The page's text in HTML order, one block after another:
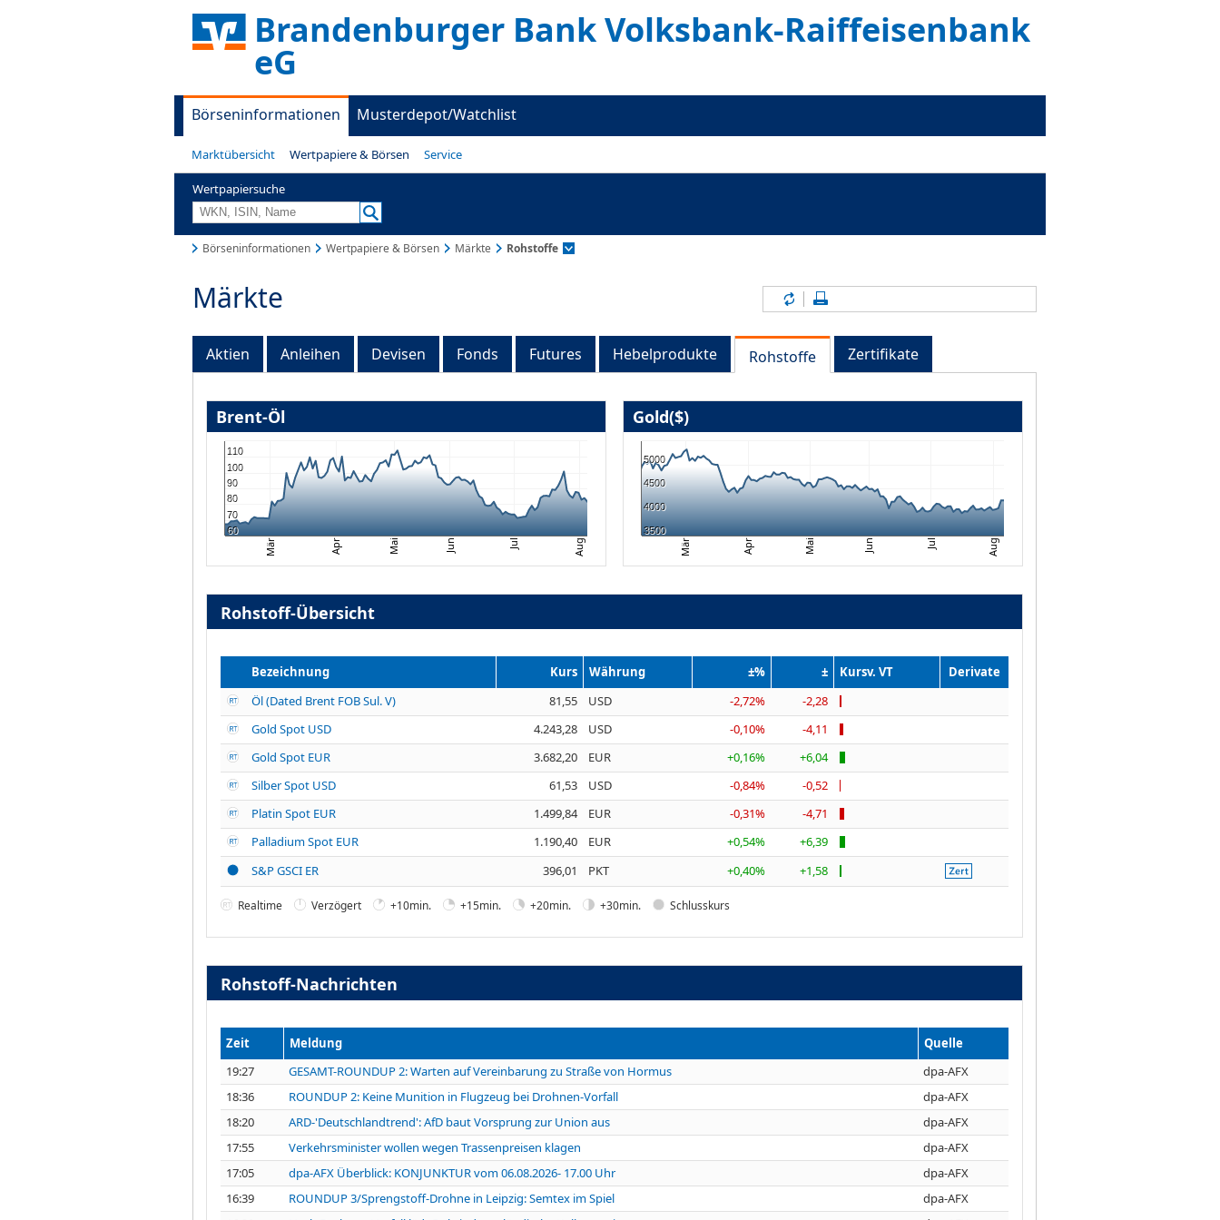
Brandenburger Bank Volksbank-Raiffeisenbank
eG
Börseninformationen Musterdepot/Watchlist
Marktübersicht Wertpapiere & Börsen Service
Wertpapiersuche
Börseninformationen Wertpapiere & Börsen Märkte Rohstoffe
Märkte Inhalte aktualisieren
Aktien Anleihen Devisen Fonds Futures Hebelprodukte Rohstoffe Zertifikate
Brent-Öl
Mär Apr Mai Jun Jul Aug
60
70
80
90
100
110
Gold($)
Mär Apr Mai Jun Jul Aug
3500
4000
4500
5000
Rohstoff-Übersicht
Bezeichnung Kurs Währung ±% ± Kursv. VT
Derivate
Öl (Dated Brent FOB Sul. V)
81,55 USD -2,72%
-2,28
Gold Spot USD
4.243,28 USD -0,10%
-4,11
Gold Spot EUR
3.682,20 EUR +0,16%
+6,04
Silber Spot USD
61,53 USD -0,84%
-0,52
Platin Spot EUR
1.499,84 EUR -0,31%
-4,71
Palladium Spot EUR
1.190,40 EUR +0,54%
+6,39
S&P GSCI ER
396,01 PKT +0,40% +1,58
Realtime Verzögert +10min. +15min. +20min. +30min. Schlusskurs
Rohstoff-Nachrichten
Zeit Meldung
Quelle
19:27
GESAMT-ROUNDUP 2: Warten auf Vereinbarung zu Straße von Hormus
dpa-AFX
18:36
ROUNDUP 2: Keine Munition in Flugzeug bei Drohnen-Vorfall
dpa-AFX
18:20
ARD-'Deutschlandtrend': AfD baut Vorsprung zur Union aus
dpa-AFX
17:55
Verkehrsminister wollen wegen Trassenpreisen klagen
dpa-AFX
17:05
dpa-AFX Überblick: KONJUNKTUR vom 06.08.2026- 17.00 Uhr
dpa-AFX
16:39
ROUNDUP 3/Sprengstoff-Drohne in Leipzig: Semtex im Spiel
dpa-AFX